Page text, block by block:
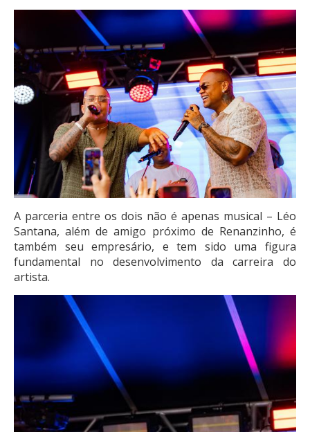
A parceria entre os dois não é apenas musical – Léo
Santana, além de amigo próximo de Renanzinho, é
também seu empresário, e tem sido uma figura
fundamental no desenvolvimento da carreira do
artista.